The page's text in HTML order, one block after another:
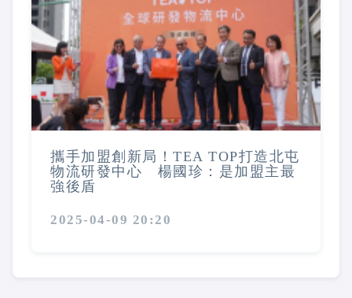
攜手加盟創新局！TEA TOP打造北屯
物流研發中心 楊國珍：是加盟主最
強後盾
2025-04-09 20:20